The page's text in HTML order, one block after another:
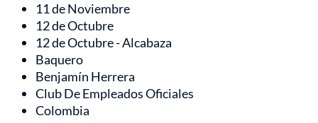
11 de Noviembre
12 de Octubre
12 de Octubre - Alcabaza
Baquero
Benjamín Herrera
Club De Empleados Oficiales
Colombia